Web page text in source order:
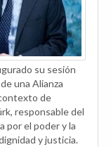
su sesión
una Alianza
de
responsable del
por el poder y la
y justicia.